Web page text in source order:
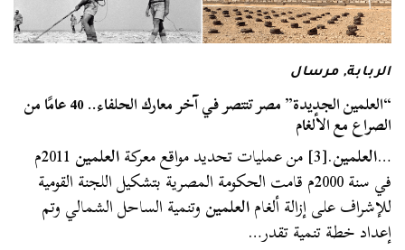
الربابة,مرسال
“العلمين الجديدة” مصر تنتصر في آخر معارك الحلفاء.. 40 عامًا من
الصراع مع الألغام
…العلمين.[3] من عمليات تحديد مواقع معركة العلمين 2011م
في سنة 2000م قامت الحكومة المصرية بتشكيل اللجنة القومية
للإشراف على إزالة ألغامالعلمينوتنمية الساحل الشمالي وتم
إعداد خطة تنمية تقدر…